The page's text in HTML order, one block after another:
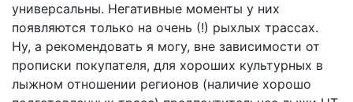
универсальны. Негативные моменты у них
появляются только на очень (!) рыхлых трассах.
Ну, а рекомендовать я могу, вне зависимости от
прописки покупателя, для хороших культурных в
лыжном отношении регионов (наличие хорошо